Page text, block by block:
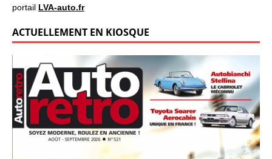
portail LVA-auto.fr
ACTUELLEMENT EN KIOSQUE